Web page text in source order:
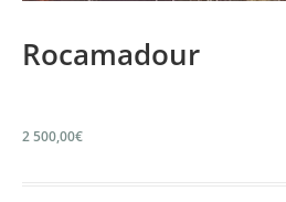
Rocamadour
2 500,00€